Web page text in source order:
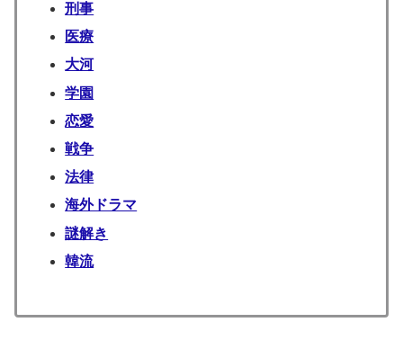
刑事
医療
大河
学園
恋愛
戦争
法律
海外ドラマ
謎解き
韓流